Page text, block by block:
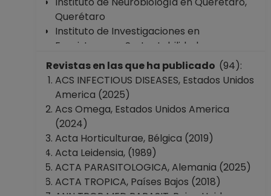
Querétaro
Instituto de Investigaciones en
Ecosistemas y Sustentabilidad
Facultad de Ciencias
Facultad de Ingeniería
Facultad de Medicina
Facultad de Química
Facultad de Medicina Veterinaria y
Zootecnia
Facultad de Odontología
Facultad de Psicología
Escuela Nacional de Enfermería y
Obstetricia
Revistas en las que ha publicado (94):
ACS INFECTIOUS DISEASES, Estados Unidos
America (2025)
Acs Omega, Estados Unidos America
(2024)
Acta Horticulturae, Bélgica (2019)
Acta Leidensia, (1989)
ACTA PARASITOLOGICA, Alemania (2025)
ACTA TROPICA, Países Bajos (2018)